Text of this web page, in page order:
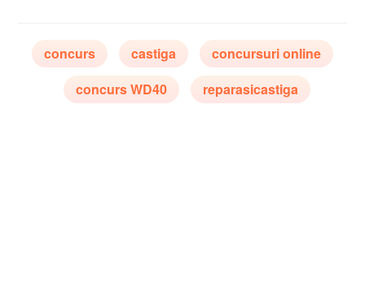
concurs castiga
concursuri online
concurs WD40
reparasicastiga